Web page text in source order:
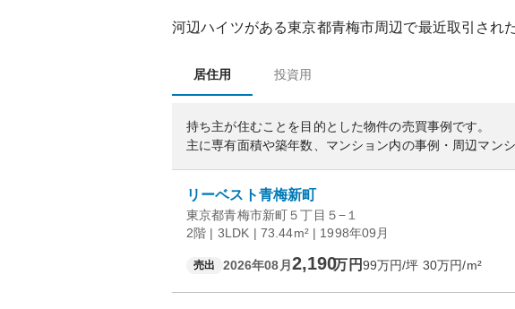
河辺ハイツがある東京都青梅市周辺で最近取引され
居住用 投資用
持ち主が住むことを目的とした物件の売買事例です。
主に専有面積や築年数、マンション内の事例・周辺マン
リーベスト青梅新町
東京都青梅市新町５丁目５−１
2階 | 3LDK | 73.44m² | 1998年09月
売出 2026年08月 2,190万円99万円/坪 30万円/m²